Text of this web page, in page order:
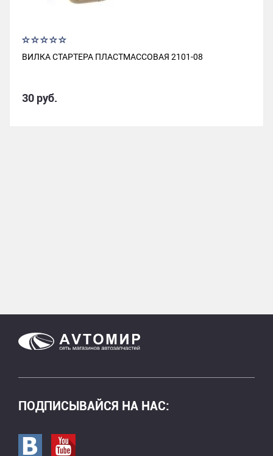
ВИЛКА СТАРТЕРА ПЛАСТМАССОВАЯ 2101-08
30 руб.
ПОДПИСЫВАЙСЯ НА НАС:
Перейти в вк